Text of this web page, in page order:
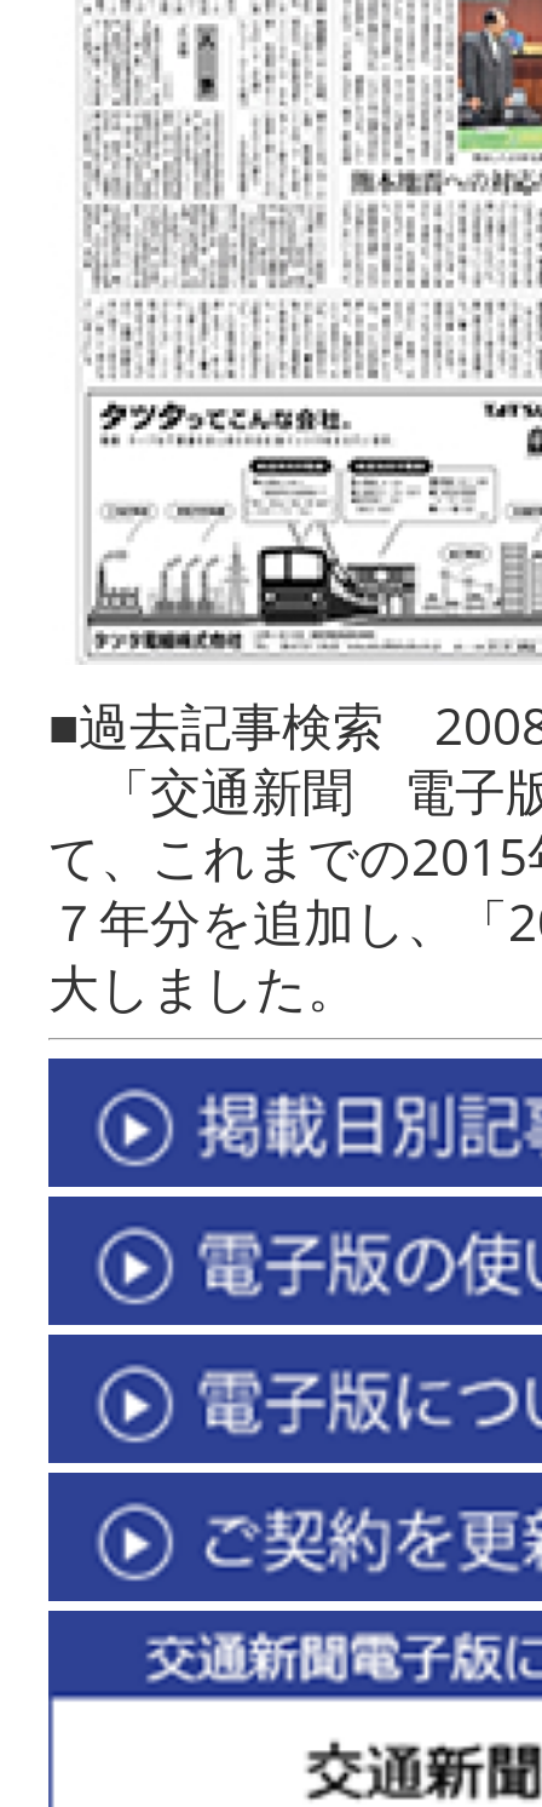
■過去記事検索
「交通新聞 電子
て、これまでの
７年分を追加し、「
大しまし